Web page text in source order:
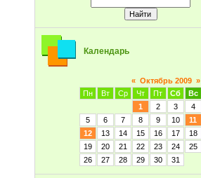
Календарь
« Октябрь 2009 »
Пн
Вт Ср Чт Пт Сб
Вс
1
2 3
4
5
6 7 8 9 10
11
12
13 14 15 16 17
18
19
20 21 22 23 24
25
26
27 28 29 30 31